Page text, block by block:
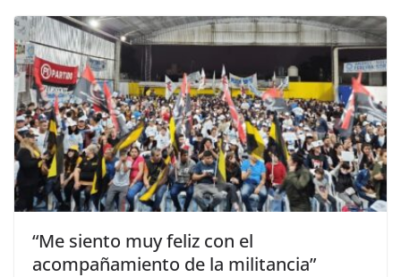
“Me siento muy feliz con el
acompañamiento de la militancia”